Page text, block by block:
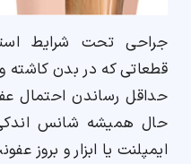
جراحی تحت شرایط
قطعاتی که در بدن کاشته
حداقل رساندن احتمال
حال همیشه شانس
ایمپلنت یا ابزار و بروز